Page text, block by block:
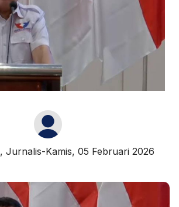
, Jurnalis-Kamis, 05 Februari 2026